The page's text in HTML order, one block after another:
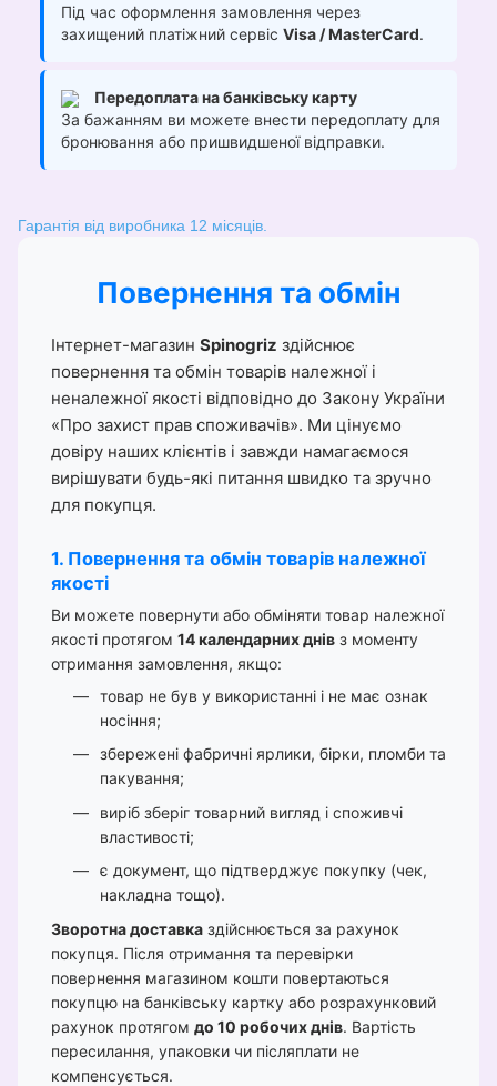
Під час оформлення замовлення через
захищений платіжний сервіс Visa / MasterCard.
Передоплата на банківську карту
За бажанням ви можете внести передоплату для
бронювання або пришвидшеної відправки.
Гарантія від виробника 12 місяців.
Повернення та обмін
Інтернет-магазин Spinogriz здійснює
повернення та обмін товарів належної і
неналежної якості відповідно до Закону України
«Про захист прав споживачів». Ми цінуємо
довіру наших клієнтів і завжди намагаємося
вирішувати будь-які питання швидко та зручно
для покупця.
1. Повернення та обмін товарів належної
якості
Ви можете повернути або обміняти товар належної
якості протягом 14 календарних днів з моменту
отримання замовлення, якщо:
товар не був у використанні і не має ознак
носіння;
збережені фабричні ярлики, бірки, пломби та
пакування;
виріб зберіг товарний вигляд і споживчі
властивості;
є документ, що підтверджує покупку (чек,
накладна тощо).
Зворотна доставка здійснюється за рахунок
покупця. Після отримання та перевірки
повернення магазином кошти повертаються
покупцю на банківську картку або розрахунковий
рахунок протягом до 10 робочих днів. Вартість
пересилання, упаковки чи післяплати не
компенсується.